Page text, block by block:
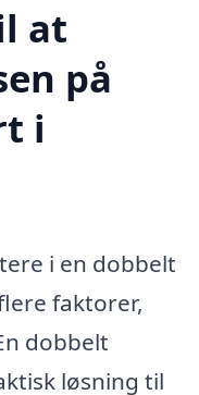
at
på
i
i en dobbelt
faktorer,
dobbelt
løsning til